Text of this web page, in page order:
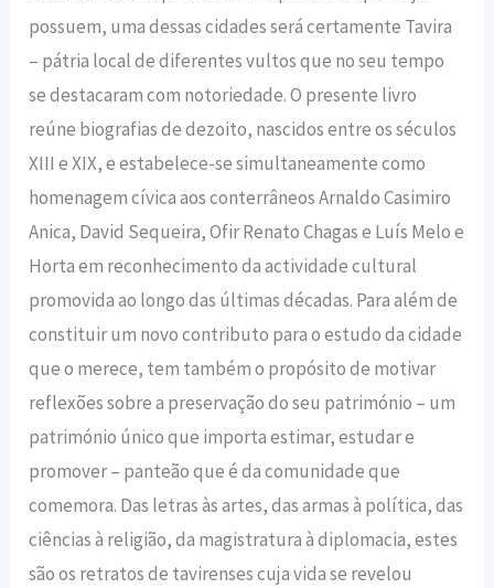
possuem, uma dessas cidades será certamente Tavira
– pátria local de diferentes vultos que no seu tempo
se destacaram com notoriedade. O presente livro
reúne biografias de dezoito, nascidos entre os séculos
XIII e XIX, e estabelece-se simultaneamente como
homenagem cívica aos conterrâneos Arnaldo Casimiro
Anica, David Sequeira, Ofir Renato Chagas e Luís Melo e
Horta em reconhecimento da actividade cultural
promovida ao longo das últimas décadas. Para além de
constituir um novo contributo para o estudo da cidade
que o merece, tem também o propósito de motivar
reflexões sobre a preservação do seu património – um
património único que importa estimar, estudar e
promover – panteão que é da comunidade que
comemora. Das letras às artes, das armas à política, das
ciências à religião, da magistratura à diplomacia, estes
são os retratos de tavirenses cuja vida se revelou